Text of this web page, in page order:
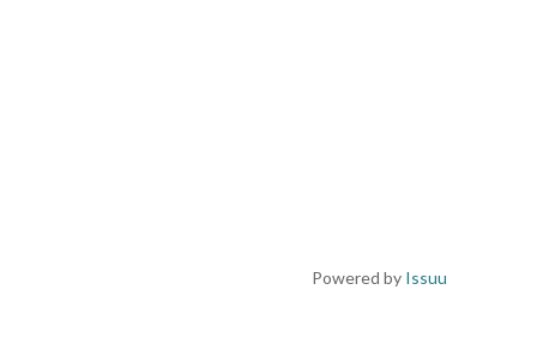
Powered by Issuu